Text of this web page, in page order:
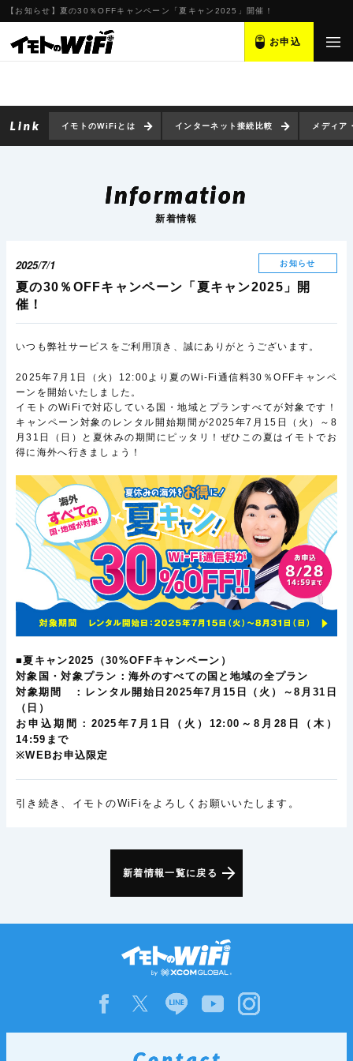
【お知らせ】夏の30％OFFキャンペーン「夏キャン2025」開催！
【お知らせ】夏の30％OFFキャンペーン「夏キャン2025」開催！
お申込
イモトのWiFiとは インターネット接続比較 メディア
Information
新着情報
2025/7/1 お知らせ
夏の30％OFFキャンペーン「夏キャン2025」開
催！
いつも弊社サービスをご利用頂き、誠にありがとうございます。
2025年7月1日（火）12:00より夏のWi-Fi通信料30％OFFキャンペ
ーンを開始いたしました。
イモトのWiFiで対応している国・地域とプランすべてが対象です！
キャンペーン対象のレンタル開始期間が2025年7月15日（火）～8
月31日（日）と夏休みの期間にピッタリ！ぜひこの夏はイモトでお
得に海外へ行きましょう！
■夏キャン2025（30%OFFキャンペーン）
対象国・対象プラン：海外のすべての国と地域の全プラン
対象期間 ：レンタル開始日2025年7月15日（火）～8月31日
（日）
お申込期間：2025年7月1日（火）12:00～8月28日（木）
14:59まで
※WEBお申込限定
引き続き、イモトのWiFiをよろしくお願いいたします。
新着情報一覧に戻る